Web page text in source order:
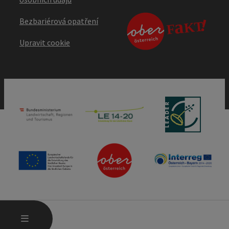
MENU
Bezbariérová opatření
Upravit cookie